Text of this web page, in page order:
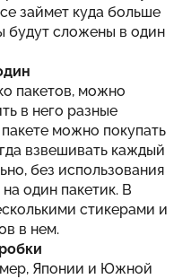
займет куда больше
будут сложены в один
пакетов, можно
в него разные
можно покупать
взвешивать каждый
без использования
один пакетик. В
стикерами и
в нем.
Японии и Южной